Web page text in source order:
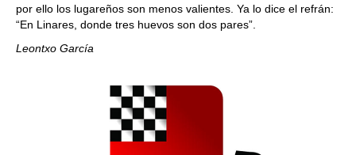
por ello los lugareños son menos valientes. Ya lo dice el refrán:
“En Linares, donde tres huevos son dos pares”.
Leontxo García